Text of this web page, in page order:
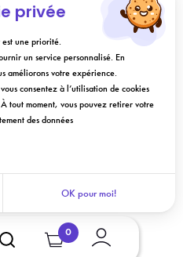
au panier
0
privée
est une priorité.
un service personnalisé. En
améliorons votre expérience.
consentez à l’utilisation de cookies
tout moment, vous pouvez retirer votre
des données
OK pour moi!